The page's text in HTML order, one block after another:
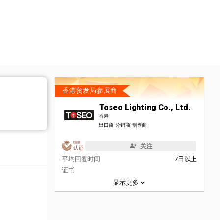
香港贸发局参展商
Toseo Lighting Co., Ltd.
香港
出口商, 分销商, 制造商
关注
平均回覆时间
7日以上
证书
显示更多